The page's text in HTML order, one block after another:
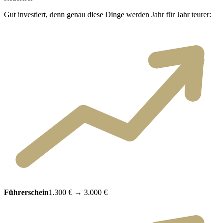
Gut investiert, denn genau diese Dinge werden Jahr für Jahr teurer:
Führerschein1.300 € → 3.000 €